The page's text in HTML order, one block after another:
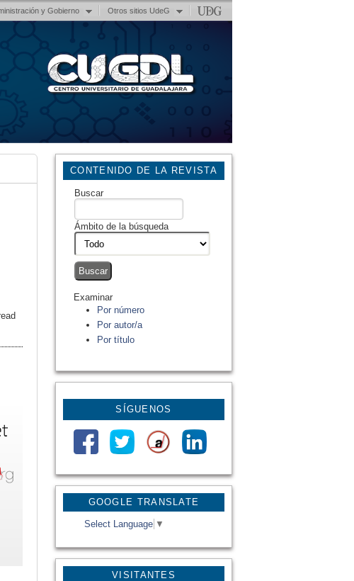
y Gobierno Otros sitios UdeG
GOOGLE TRANSLATE
Select Language ▼
VISITANTES
CONTENIDO DE LA REVISTA
Buscar
Ámbito de la búsqueda
Examinar
Por número
Por autor/a
Por título
SÍGUENOS